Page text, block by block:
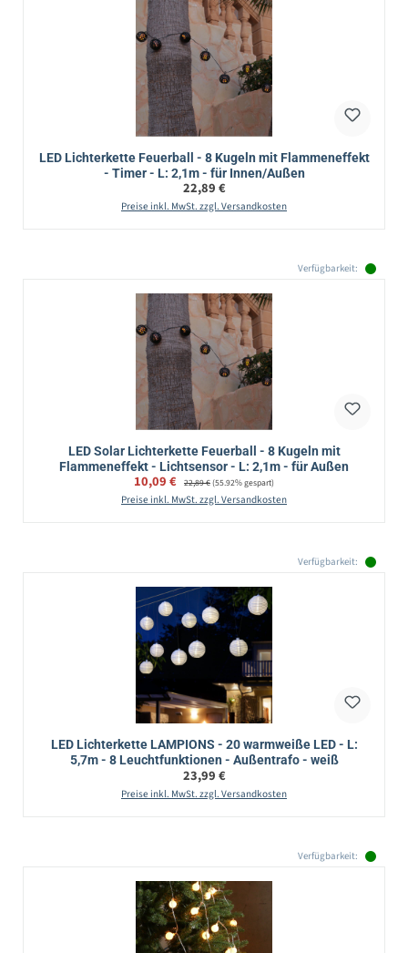
LED Lichterkette Feuerball - 8 Kugeln mit Flammeneffekt
- Timer - L: 2,1m - für Innen/Außen
Regulärer Preis:
22,89 €
Preise inkl. MwSt. zzgl. Versandkosten
Verfügbarkeit:
LED Solar Lichterkette Feuerball - 8 Kugeln mit
Flammeneffekt - Lichtsensor - L: 2,1m - für Außen
Verkaufspreis:
10,09 € Regulärer Preis:
22,89 €(55.92% gespart)
Preise inkl. MwSt. zzgl. Versandkosten
Verfügbarkeit:
LED Lichterkette LAMPIONS - 20 warmweiße LED - L:
5,7m - 8 Leuchtfunktionen - Außentrafo - weiß
Regulärer Preis:
23,99 €
Preise inkl. MwSt. zzgl. Versandkosten
Verfügbarkeit: